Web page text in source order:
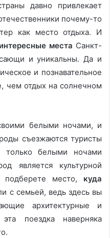
давно привлекает
почему-то
как место отдыха. И
интересные места Санкт-
и уникальны. Да и
и познавательное
чем отдых на солнечном
белыми ночами, и
съезжаются туристы
белыми ночами
является культурной
место, куда
с семьей, ведь здесь вы
архитектурные и
поездка наверняка